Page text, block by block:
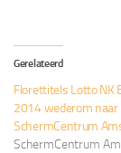
Gerelateerd
Florettitels Lotto NK
2014 wederom naar
SchermCentrum
SchermCentrum